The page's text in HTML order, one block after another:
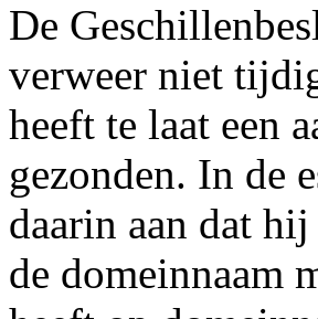
De
verweer niet
heeft te laat een
gezonden. In de
daarin aan dat
de domeinnaam